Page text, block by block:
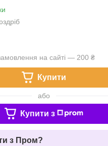
на сайті — 200 ₴
Купити
або
Купити з
з Пром?